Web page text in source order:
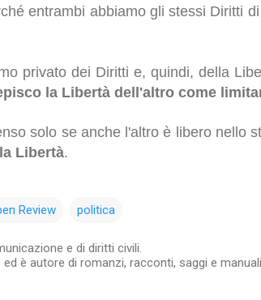
entrambi abbiamo gli stessi Diritti
privato dei Diritti e, quindi, della
la Libertà dell'altro come
solo se anche l'altro è libero nello
Libertà.
Review
politica
e di diritti civili.
è autore di romanzi, racconti, saggi e